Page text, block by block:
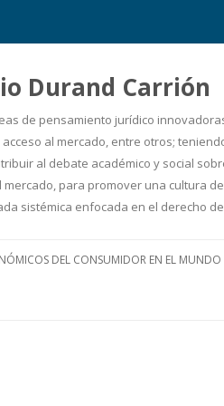
Durand Carrión
de pensamiento jurídico
al mercado, entre otros;
al debate académico y social
para promover una cultura
sistémica enfocada en el derecho
al DEL CONSUMIDOR EN EL